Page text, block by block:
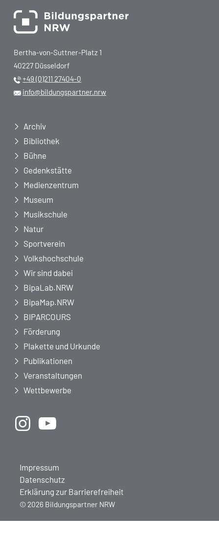
Bertha-von-Suttner-Platz 1
40227 Düsseldorf
+49 (0)211 27404-0
info@bildungspartner.nrw
Archiv
Bibliothek
Bühne
Gedenkstätte
Medienzentrum
Museum
Musikschule
Natur
Sportverein
Volkshochschule
Wir sind dabei
BipaLab.NRW
BipaMap.NRW
BIPARCOURS
Förderung
Plakette und Urkunde
Publikationen
Veranstaltungen
Wettbewerbe
© 2026 Bildungspartner NRW
Impressum
Datenschutz
Erklärung zur Barrierefreiheit